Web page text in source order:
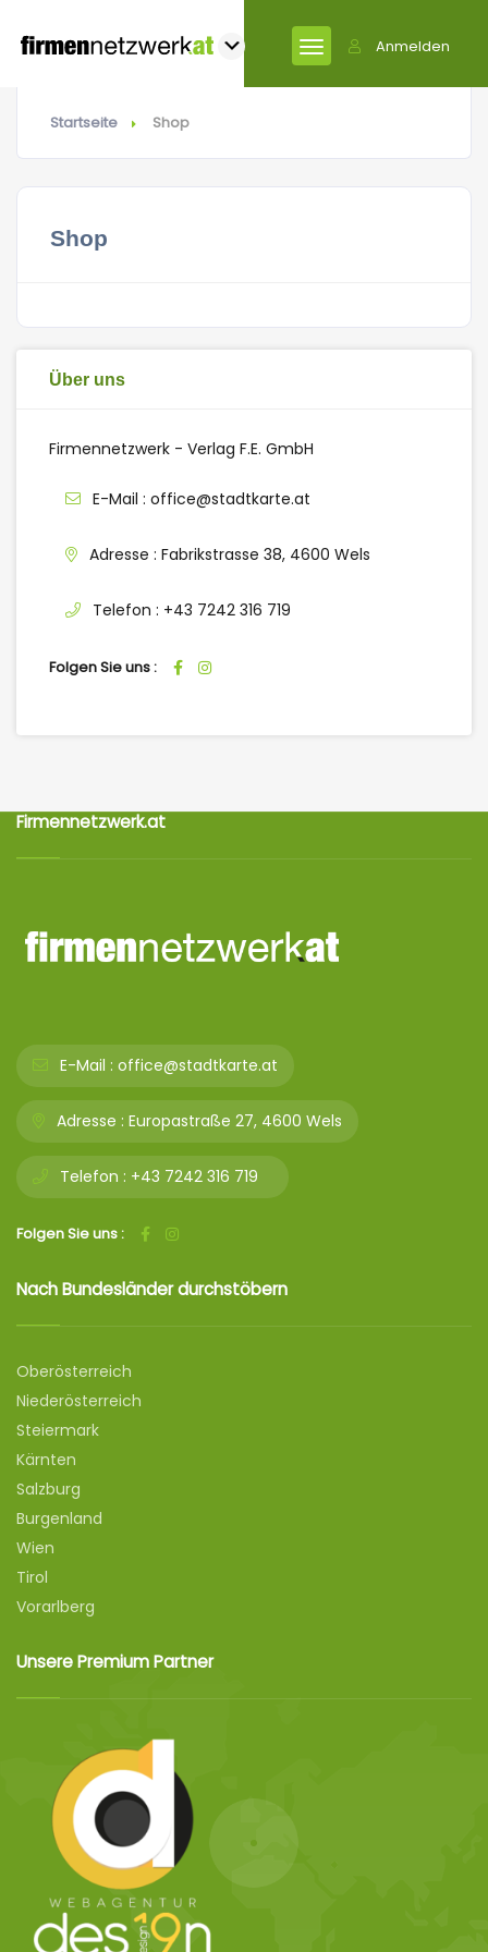
Anmelden
Startseite Shop
Shop
Über uns
Firmennetzwerk - Verlag F.E. GmbH
E-Mail : office@stadtkarte.at
Adresse : Fabrikstrasse 38, 4600 Wels
Telefon : +43 7242 316 719
Folgen Sie uns :
Firmennetzwerk.at
E-Mail : office@stadtkarte.at
Adresse : Europastraße 27, 4600 Wels
Telefon : +43 7242 316 719
Folgen Sie uns :
Nach Bundesländer durchstöbern
Oberösterreich
Niederösterreich
Steiermark
Kärnten
Salzburg
Burgenland
Wien
Tirol
Vorarlberg
Unsere Premium Partner